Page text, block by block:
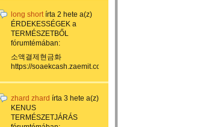
long shortírta 2 hete a(z)
ÉRDEKESSÉGEK a
TERMÉSZETBŐL
fórumtémában:
소액결제현금화
https://soaekcash.zaemit.com/...
zhard zhard írta 3 hete a(z)
KENUS
TERMÉSZETJÁRÁS